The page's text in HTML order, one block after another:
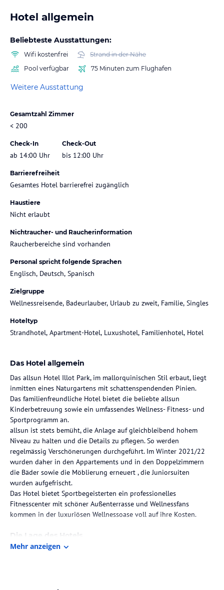
Hotel allgemein
Beliebteste Ausstattungen:
Wifi kostenfrei
Strand in der Nähe
Pool verfügbar
75 Minuten zum Flughafen
Weitere Ausstattung
Gesamtzahl Zimmer
< 200
Check-In
ab 14:00 Uhr
Check-Out
bis 12:00 Uhr
Barrierefreiheit
Gesamtes Hotel barrierefrei zugänglich
Haustiere
Nicht erlaubt
Nichtraucher- und Raucherinformation
Raucherbereiche sind vorhanden
Personal spricht folgende Sprachen
Englisch, Deutsch, Spanisch
Zielgruppe
Wellnessreisende, Badeurlauber, Urlaub zu zweit, Familie, Singles
Hoteltyp
Strandhotel, Apartment-Hotel, Luxushotel, Familienhotel, Hotel
Das Hotel allgemein
Das allsun Hotel Illot Park, im mallorquinischen Stil erbaut, liegt
inmitten eines Naturgartens mit schattenspendenden Pinien.
Das familienfreundliche Hotel bietet die beliebte allsun
Kinderbetreuung sowie ein umfassendes Wellness- Fitness- und
Sportprogramm an.
allsun ist stets bemüht, die Anlage auf gleichbleibend hohem
Niveau zu halten und die Details zu pflegen. So werden
regelmässig Verschönerungen durchgeführt. Im Winter 2021/22
wurden daher in den Appartements und in den Doppelzimmern
die Bäder sowie die Möblierung erneuert , die Juniorsuiten
wurden aufgefrischt.
Das Hotel bietet Sportbegeisterten ein professionelles
Fitnesscenter mit schöner Außenterrasse und Wellnessfans
kommen in der luxuriösen Wellnessoase voll auf ihre Kosten.
Die Lage des Hotels
Nur 250m trennen Sie von der Bucht Cala Lliteras. Den berühmten
Mehr anzeigen